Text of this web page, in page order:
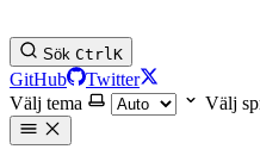
Sök CtrlK
GitHub
Twitter
Välj tema
Välj